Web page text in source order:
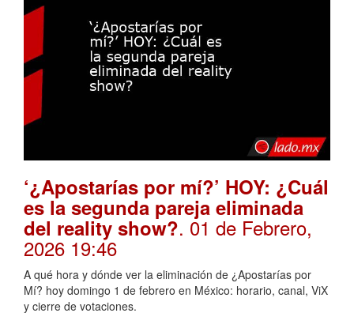
‘¿Apostarías por mí?’ HOY: ¿Cuál
es la segunda pareja eliminada
del reality show?. 01 de Febrero,
2026 19:46
A qué hora y dónde ver la eliminación de ¿Apostarías por
Mí? hoy domingo 1 de febrero en México: horario, canal, ViX
y cierre de votaciones.